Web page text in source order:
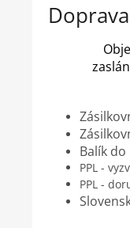
Balík
PPL
PPL